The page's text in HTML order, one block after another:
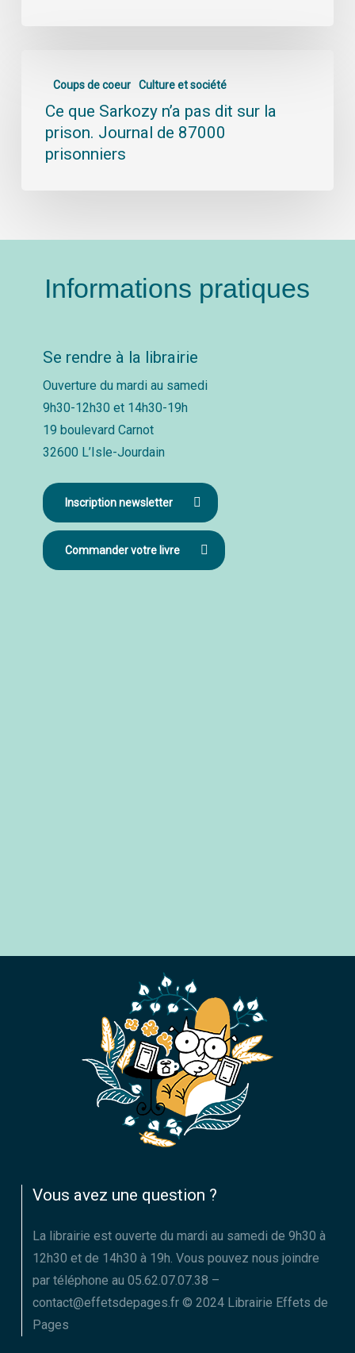
Coups de coeur Culture et société
Ce que Sarkozy n’a pas dit sur la
prison. Journal de 87000
prisonniers
Informations pratiques
Se rendre à la librairie
Ouverture du mardi au samedi
9h30-12h30 et 14h30-19h
19 boulevard Carnot
32600 L’Isle-Jourdain
Inscription newsletter
Commander votre livre
Vous avez une question ?
La librairie est ouverte du mardi au samedi de 9h30 à
12h30 et de 14h30 à 19h. Vous pouvez nous joindre
par téléphone au 05.62.07.07.38 –
contact@effetsdepages.fr © 2024 Librairie Effets de
Pages